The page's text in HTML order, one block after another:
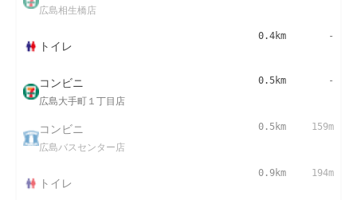
広島相生橋店
トイレ
0.4km -
コンビニ
広島大手町１丁目店
0.5km -
コンビニ
広島バスセンター店
0.5km 159m
トイレ
0.9km 194m